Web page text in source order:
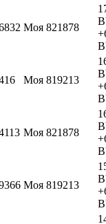
Моя 821878
Моя 819213
Моя 821878
Моя 819213